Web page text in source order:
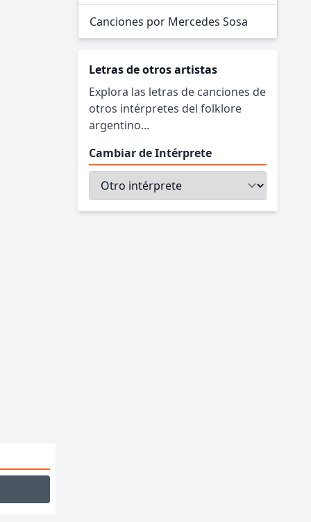
Canciones por Mercedes Sosa
Letras de otros artistas
Explora las letras de canciones de
otros intérpretes del folklore
argentino...
Cambiar de Intérprete